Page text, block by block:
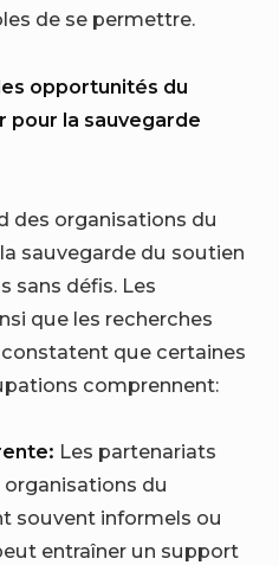
de se permettre.
opportunités du
pour la sauvegarde
des organisations du
sauvegarde du soutien
sans défis. Les
que les recherches
constatent que certaines
comprennent:
Les partenariats
du
souvent informels ou
entraîner un support